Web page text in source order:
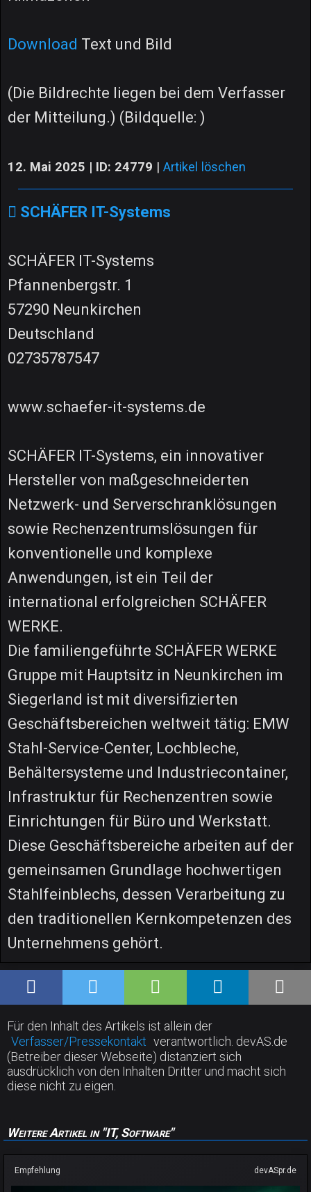
Download Text und Bild
(Die Bildrechte liegen bei dem Verfasser
der Mitteilung.) (Bildquelle: )
12. Mai 2025 | ID: 24779 | Artikel löschen
SCHÄFER IT-Systems
SCHÄFER IT-Systems
Pfannenbergstr. 1
57290 Neunkirchen
Deutschland
02735787547
www.schaefer-it-systems.de
SCHÄFER IT-Systems, ein innovativer
Hersteller von maßgeschneiderten
Netzwerk- und Serverschranklösungen
sowie Rechenzentrumslösungen für
konventionelle und komplexe
Anwendungen, ist ein Teil der
international erfolgreichen SCHÄFER
WERKE.
Die familiengeführte SCHÄFER WERKE
Gruppe mit Hauptsitz in Neunkirchen im
Siegerland ist mit diversifizierten
Geschäftsbereichen weltweit tätig: EMW
Stahl-Service-Center, Lochbleche,
Behältersysteme und Industriecontainer,
Infrastruktur für Rechenzentren sowie
Einrichtungen für Büro und Werkstatt.
Diese Geschäftsbereiche arbeiten auf der
gemeinsamen Grundlage hochwertigen
Stahlfeinblechs, dessen Verarbeitung zu
den traditionellen Kernkompetenzen des
Unternehmens gehört.
Für den Inhalt des Artikels ist allein der
Verfasser/Pressekontakt verantwortlich. devAS.de
(Betreiber dieser Webseite) distanziert sich
ausdrücklich von den Inhalten Dritter und macht sich
diese nicht zu eigen.
Weitere Artikel in "IT, Software"
Empfehlung devASpr.de